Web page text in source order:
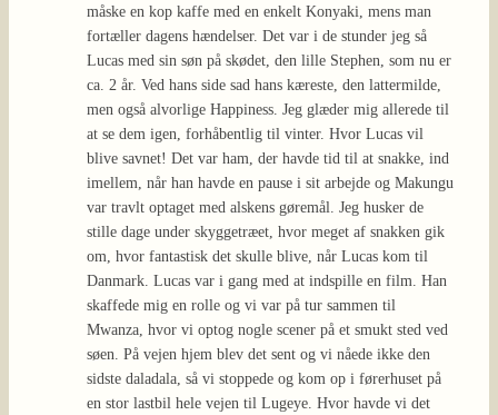
måske en kop kaffe med en enkelt Konyaki, mens man
fortæller dagens hændelser. Det var i de stunder jeg så
Lucas med sin søn på skødet, den lille Stephen, som nu er
ca. 2 år. Ved hans side sad hans kæreste, den lattermilde,
men også alvorlige Happiness. Jeg glæder mig allerede til
at se dem igen, forhåbentlig til vinter. Hvor Lucas vil
blive savnet! Det var ham, der havde tid til at snakke, ind
imellem, når han havde en pause i sit arbejde og Makungu
var travlt optaget med alskens gøremål. Jeg husker de
stille dage under skyggetræet, hvor meget af snakken gik
om, hvor fantastisk det skulle blive, når Lucas kom til
Danmark. Lucas var i gang med at indspille en film. Han
skaffede mig en rolle og vi var på tur sammen til
Mwanza, hvor vi optog nogle scener på et smukt sted ved
søen. På vejen hjem blev det sent og vi nåede ikke den
sidste daladala, så vi stoppede og kom op i førerhuset på
en stor lastbil hele vejen til Lugeye. Hvor havde vi det